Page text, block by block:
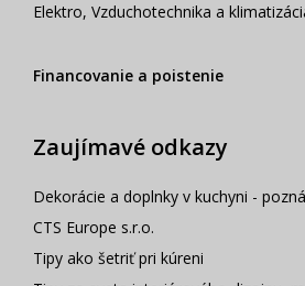
Elektro, Vzduchotechnika a
Financovanie a poistenie
Zaujímavé odkazy
Dekorácie a doplnky v kuchyni -
CTS Europe s.r.o.
Tipy ako šetriť pri kúreni